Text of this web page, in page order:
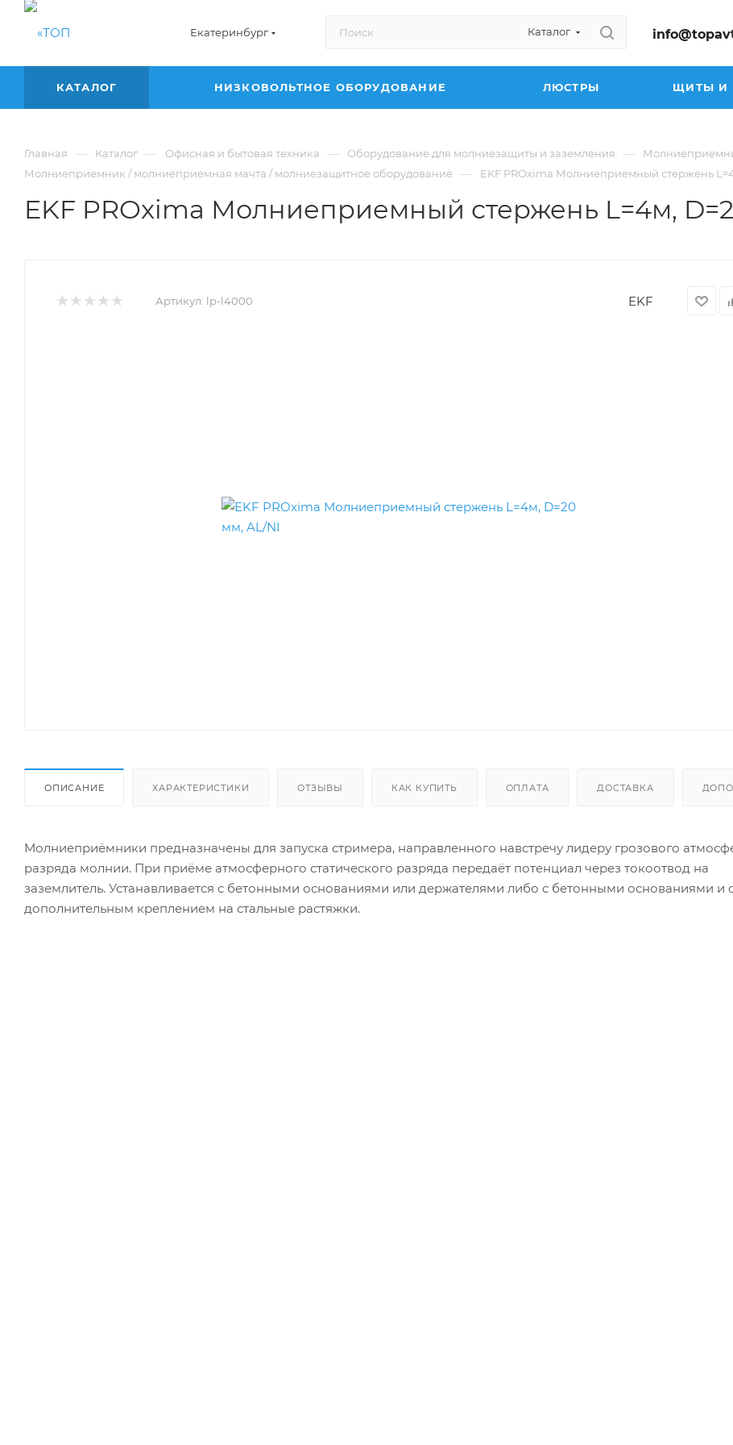
Екатеринбург Каталог
КАТАЛОГ НИЗКОВОЛЬТНОЕ ОБОРУДОВАНИЕ ЛЮСТРЫ ЩИТЫ И
Главная — Каталог — Офисная и бытовая техника — Оборудование для молниезащиты и заземления —
Молниеприемник / молниеприемная мачта / молниезащитное оборудование — EKF PROxima Молниеприемный стержень
EKF PROxima Молниеприемный стержень L=4м,
Артикул: lp-l4000 EKF
ОПИСАНИЕ ХАРАКТЕРИСТИКИ ОТЗЫВЫ КАК КУПИТЬ ОПЛАТА ДОСТАВКА
Молниеприёмники предназначены для запуска стримера, направленного навстречу лидеру грозового
разряда молнии. При приёме атмосферного статического разряда передаёт потенциал через токоотвод на
заземлитель. Устанавливается с бетонными основаниями или держателями либо с бетонными основаниями и
дополнительным креплением на стальные растяжки.